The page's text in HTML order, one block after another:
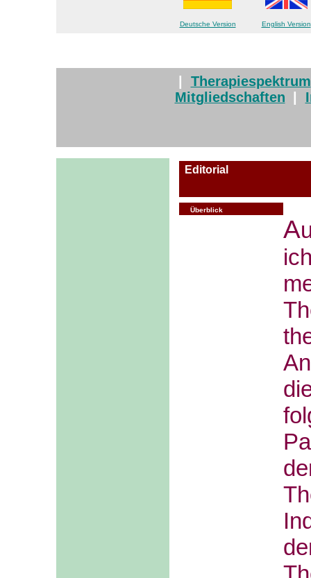
Deutsche Version English Version
Therapiespektrum
Mitgliedschaften
Editorial
Überblick
A